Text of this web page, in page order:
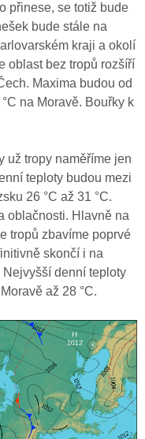
přinese, se totiž bude
bude stále na
kraji a okolí
oblast bez tropů rozšíří
Maxima budou od
na Moravě. Bouřky k
už tropy naměříme jen
teploty budou mezi
26 °C až 31 °C.
oblačnosti. Hlavně na
tropů zbavíme poprvé
skončí i na
Nejvyšší denní teploty
až 28 °C.